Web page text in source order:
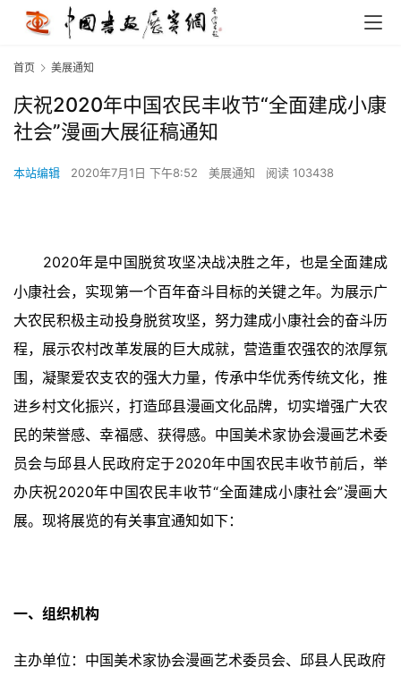
首页 美展通知
庆祝2020年中国农民丰收节“全面建成小康
社会”漫画大展征稿通知
本站编辑 2020年7月1日 下午8:52 美展通知 阅读 103438
2020年是中国脱贫攻坚决战决胜之年，也是全面建成
小康社会，实现第一个百年奋斗目标的关键之年。为展示广
大农民积极主动投身脱贫攻坚，努力建成小康社会的奋斗历
程，展示农村改革发展的巨大成就，营造重农强农的浓厚氛
围，凝聚爱农支农的强大力量，传承中华优秀传统文化，推
进乡村文化振兴，打造邱县漫画文化品牌，切实增强广大农
民的荣誉感、幸福感、获得感。中国美术家协会漫画艺术委
员会与邱县人民政府定于2020年中国农民丰收节前后，举
办庆祝2020年中国农民丰收节“全面建成小康社会”漫画大
展。现将展览的有关事宜通知如下：
一、组织机构
主办单位：中国美术家协会漫画艺术委员会、邱县人民政府